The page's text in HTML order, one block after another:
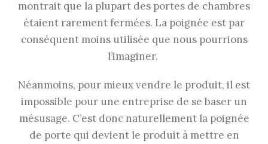
montrait que la plupart des portes de chambres
étaient rarement fermées. La poignée est par
conséquent moins utilisée que nous pourrions
l’imaginer.
Néanmoins, pour mieux vendre le produit, il est
impossible pour une entreprise de se baser un
mésusage. C’est donc naturellement la poignée
de porte qui devient le produit à mettre en